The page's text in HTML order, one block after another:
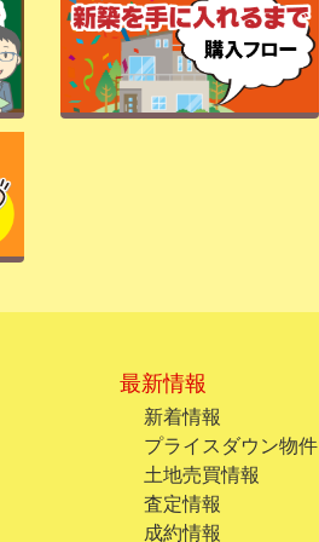
最新情報
新着情報
プライスダウン物件
土地売買情報
査定情報
成約情報